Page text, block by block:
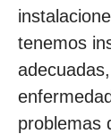
tenemos
problemas